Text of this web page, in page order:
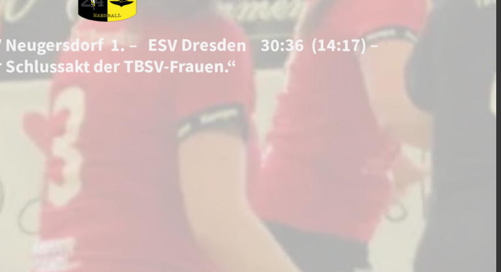
Neugersdorf 1. – ESV Dresden 30:36 (14:17) –
der TBSV-Frauen.“